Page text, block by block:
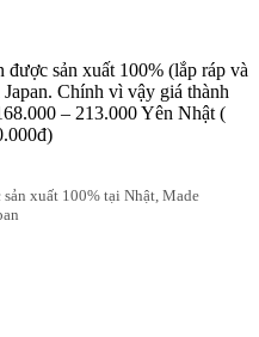
sản xuất 100% (lắp ráp và
Chính vì vậy giá thành
– 213.000 Yên Nhật (
sản xuất 100% tại Nhật, Made